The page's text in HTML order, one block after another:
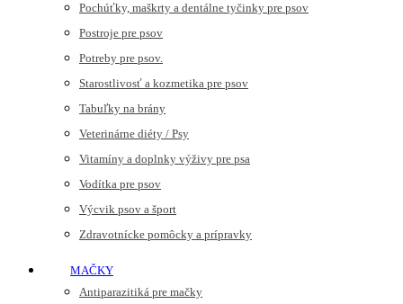
Pochúťky, maškrty a dentálne tyčinky pre psov
Postroje pre psov
Potreby pre psov.
Starostlivosť a kozmetika pre psov
Tabuľky na brány
Veterinárne diéty / Psy
Vitamíny a doplnky výživy pre psa
Vodítka pre psov
Výcvik psov a šport
Zdravotnícke pomôcky a prípravky
MAČKY
Antiparazitiká pre mačky